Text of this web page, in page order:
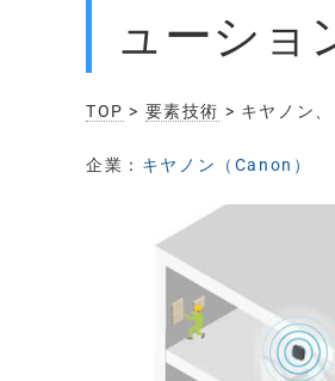
ューショ
TOP > 要素技術 > キヤノン
企業： キヤノン（Canon）